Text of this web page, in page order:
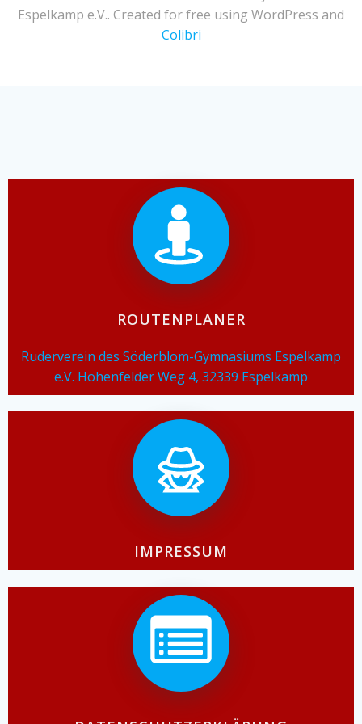
Espelkamp e.V.. Created for free using WordPress and
Colibri
ROUTENPLANER
Ruderverein des Söderblom-Gymnasiums Espelkamp
e.V. Hohenfelder Weg 4, 32339 Espelkamp
IMPRESSUM